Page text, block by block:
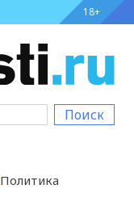
18+
Поиск
Политика